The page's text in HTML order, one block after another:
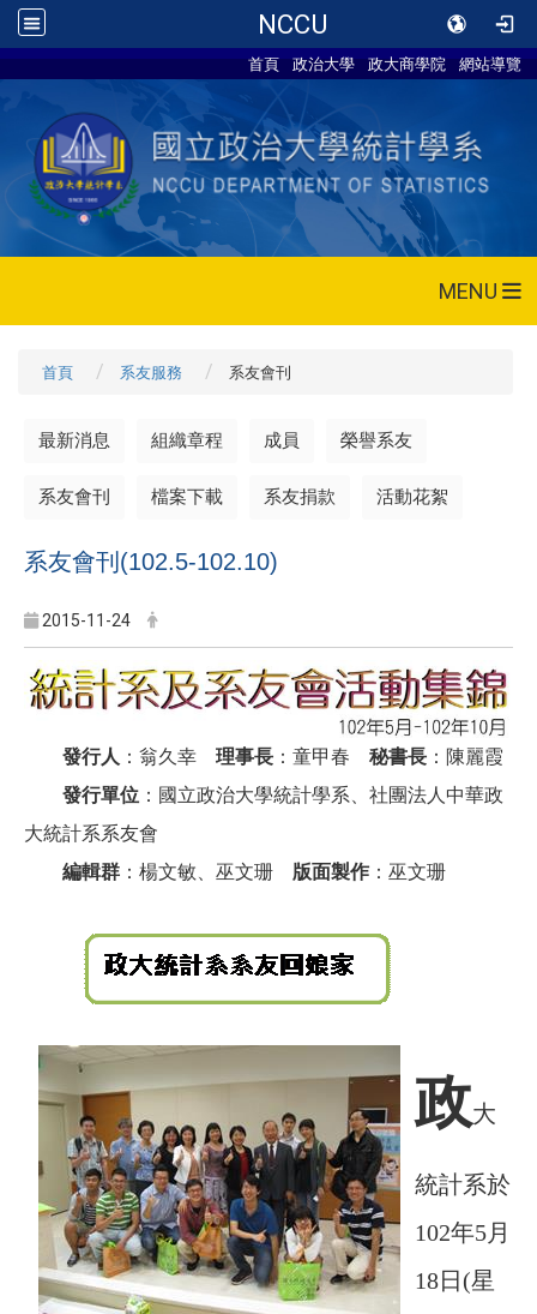
NCCU
首頁 政治大學 政大商學院 網站導覽
MENU
首頁 系友服務 系友會刊
最新消息 組織章程 成員 榮譽系友
系友會刊 檔案下載 系友捐款 活動花絮
系友會刊(102.5-102.10)
2015-11-24
發行人 ：翁久幸 理事長 ：童甲春 秘書長 ：陳麗霞
發行單位 ：國立政治大學統計學系、社團法人中華政
大統計系系友會
編輯群 ：楊文敏、巫文珊 版面製作 ：巫文珊
政大
統計系於
102年5月
18日(星